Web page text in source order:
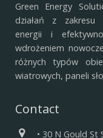
Green Energy
działań z zakresu
energii i
wdrożeniem
różnych typów
wiatrowych, paneli
Contact
• 30 N Gould St